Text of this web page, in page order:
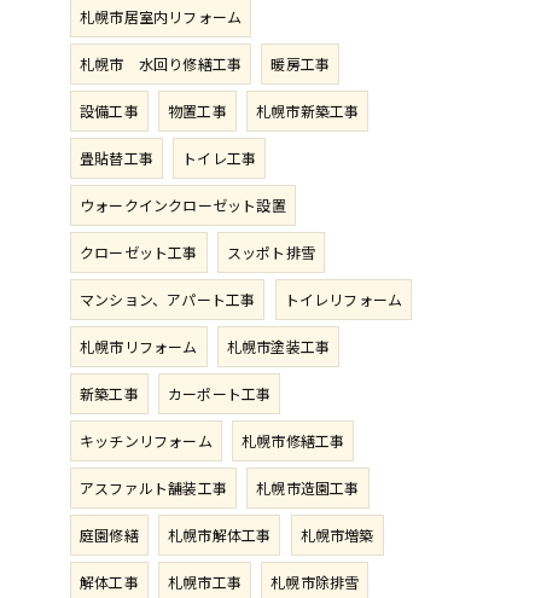
札幌市居室内リフォーム
札幌市 水回り修繕工事 暖房工事
設備工事 物置工事 札幌市新築工事
畳貼替工事 トイレ工事
ウォークインクローゼット設置
クローゼット工事 スッポト排雪
マンション、アパート工事 トイレリフォーム
札幌市リフォーム 札幌市塗装工事
新築工事 カーポート工事
キッチンリフォーム 札幌市修繕工事
アスファルト舗装工事 札幌市造園工事
庭園修繕 札幌市解体工事 札幌市増築
解体工事 札幌市工事 札幌市除排雪